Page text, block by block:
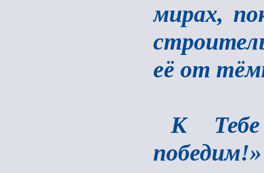
мирах,
её от
К
победим!»